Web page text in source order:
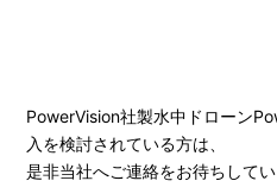
PowerVision社製水中ドローン
入を検討されている方は、
是非当社へご連絡をお待ちしてい